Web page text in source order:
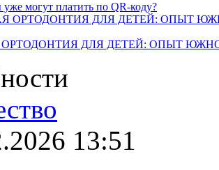
могут платить по QR-коду?
ДЛЯ ДЕТЕЙ: ОПЫТ
13:51